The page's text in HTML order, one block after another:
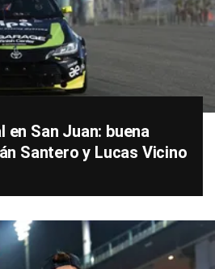
en San Juan: buena
Santero y Lucas Vicino